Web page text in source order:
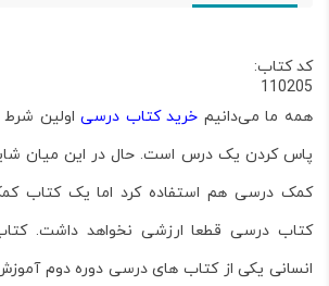
کد کتاب:
110205
همه ما می‌دانیم خرید کتاب درسیاولین شرط
پاس کردن یک درس است. حال در این میان
کمک درسی هم استفاده کرد اما یک کتاب
کتاب درسی قطعا ارزشی نخواهد داشت.
انسانی یکی از کتاب های درسی دوره دوم